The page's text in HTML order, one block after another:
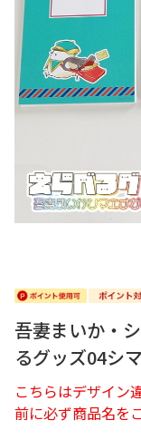
吾妻まいか・
るグッズ04シ
こちらはデザイン
前に必ず商品名を